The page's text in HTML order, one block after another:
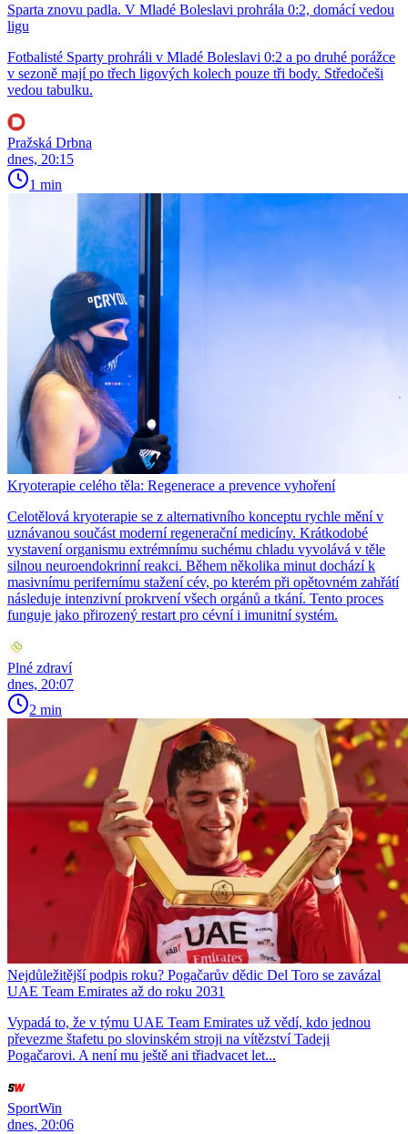
Sparta znovu padla. V Mladé Boleslavi prohrála 0:2, domácí vedou
ligu
Fotbalisté Sparty prohráli v Mladé Boleslavi 0:2 a po druhé porážce
v sezoně mají po třech ligových kolech pouze tři body. Středočeši
vedou tabulku.
Pražská Drbna
dnes, 20:15
1 min
Kryoterapie celého těla: Regenerace a prevence vyhoření
Celotělová kryoterapie se z alternativního konceptu rychle mění v
uznávanou součást moderní regenerační medicíny. Krátkodobé
vystavení organismu extrémnímu suchému chladu vyvolává v těle
silnou neuroendokrinní reakci. Během několika minut dochází k
masivnímu perifernímu stažení cév, po kterém při opětovném zahřátí
následuje intenzivní prokrvení všech orgánů a tkání. Tento proces
funguje jako přirozený restart pro cévní i imunitní systém.
Plné zdraví
dnes, 20:07
2 min
Nejdůležitější podpis roku? Pogačarův dědic Del Toro se zavázal
UAE Team Emirates až do roku 2031
Vypadá to, že v týmu UAE Team Emirates už vědí, kdo jednou
převezme štafetu po slovinském stroji na vítězství Tadeji
Pogačarovi. A není mu ještě ani třiadvacet let...
SportWin
dnes, 20:06